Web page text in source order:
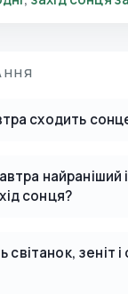
сходить
найраніший і
сонця?
зеніт і